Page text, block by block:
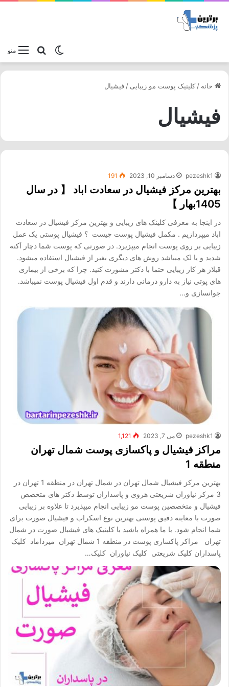
منوجستجو
تغییر پوسته
خانه / کلینیک پوست مو زیبایی / فیشیال
فیشیال
pezeshk1 دسامبر 10, 2023 191
بهترین مرکز فیشیال در سعادت اباد 【 در سال
1405بهار 】
در اینجا به معرفی کلینک های زیبایی و بهترین مرکز فیشیال در سعادت
اباد میپردازیم . مکمل فیشیال پوست چیست ؟ فیشیال پوستی یک عمل
زیبایی بر روی پوست انجام میپزیرد. در صورتی که پوست شما دچار آکنه
شدید و یا لک میباشد روش های دیگری بغیر از فیشیال استفاده میشود.
قبلاز هر کار زیبایی حتما با دکتر مشورت کنید. چرا که برخی از بیماری
های پوتی نیاز به دارو درمانی دارند و قدم اول فیشیال پوست نمیباشد.
جوانسازی و…
pezeshk1 می 7, 2023 1,121
مراکز فیشیال و پاکسازی پوست شمال تهران
منطقه 1
بهترین مرکز فیشیال شمال تهران در شمال تهران در منظقه 1 تهران در
3 مرکز نیاوران شریعتی هروی و پاسداران توسط دکتر های متخصص
فیشیال و متخصصین پوست مو زیبایی انجام میپذیرد تا علاوه بر زیبایی
صورت با معاینه دقیق پوستی بهترین نوع اسکراب و فیشیال صورت برای
شما انجام شود. با ما همراه باشید با کلینیک های فیشیال صورت در شمال
تهران مراکز پاکسازی پوست در منطقه 1 شمال تهران میرداماد کلیک
پاسداران کلیک شریعتی کلیک نیاوران کلیک…